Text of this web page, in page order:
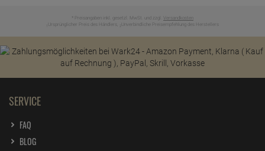
* Preisangaben inkl. gesetzl. MwSt. und zzgl. Versandkosten
Ursprünglicher Preis des Händlers, Unverbindliche Preisempfehlung des Herstellers
SERVICE
FAQ
BLOG